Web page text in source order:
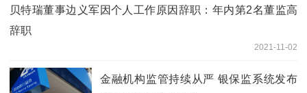
贝特瑞董事边义军因个人工作原因辞职：年内第2名董监高
辞职
2021-11-02
金融机构监管持续从严 银保监系统发布